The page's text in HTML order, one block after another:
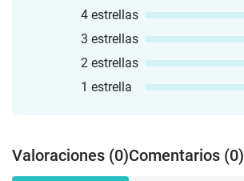
4 estrellas
3 estrellas
2 estrellas
1 estrella
Valoraciones (0)Comentarios (0)